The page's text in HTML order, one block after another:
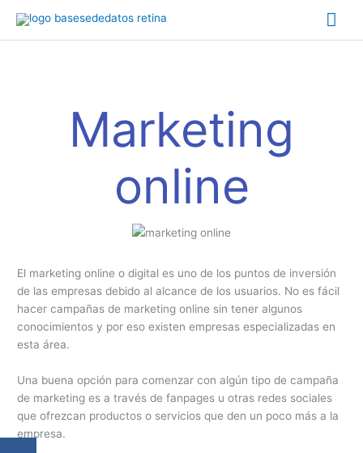
contenido
Marketing
online
El marketing online o digital es uno de los puntos de inversión
de las empresas debido al alcance de los usuarios. No es fácil
hacer campañas de marketing online sin tener algunos
conocimientos y por eso existen empresas especializadas en
esta área.
Una buena opción para comenzar con algún tipo de campaña
de marketing es a través de fanpages u otras redes sociales
que ofrezcan productos o servicios que den un poco más a la
empresa.
Navegación